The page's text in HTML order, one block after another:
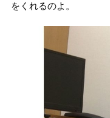
をくれるのよ。